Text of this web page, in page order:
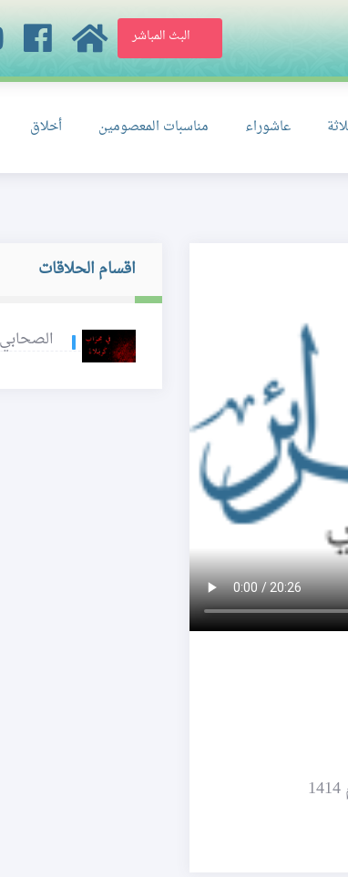
البث المباشر
عاشوراء مناسبات المعصومين أخلاق
اقسام الحلاقات